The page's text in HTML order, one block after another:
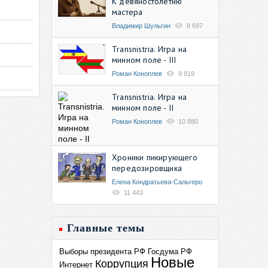
мастера
Владимир Шульгин 8 697
Transnistria. Игра на
минном поле - III
Роман Коноплев 9 919
Transnistria. Игра на
минном поле - II
Роман Коноплев 10 880
Хроники пикирующего
передозировщика
Елена Кондратьева-Сальгеро
11 443
Главные темы
Выборы президента РФ Госдума РФ
Интернет Коррупция Новые